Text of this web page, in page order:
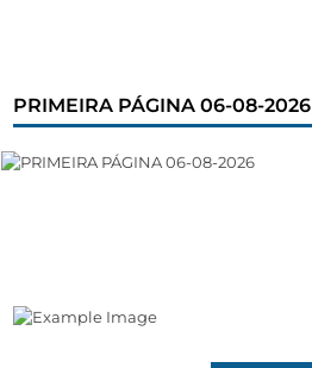
PRIMEIRA PÁGINA 06-08-2026